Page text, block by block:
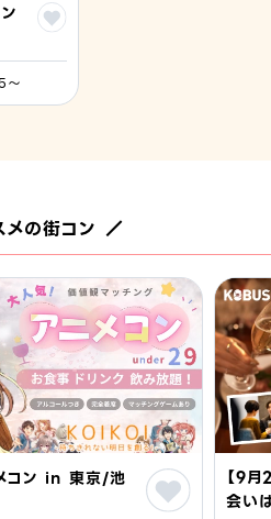
〜
の街コン ／
コン in 東京/池
【9
会い